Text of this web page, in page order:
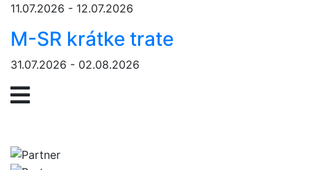
11.07.2026 - 12.07.2026
M-SR krátke trate
31.07.2026 - 02.08.2026